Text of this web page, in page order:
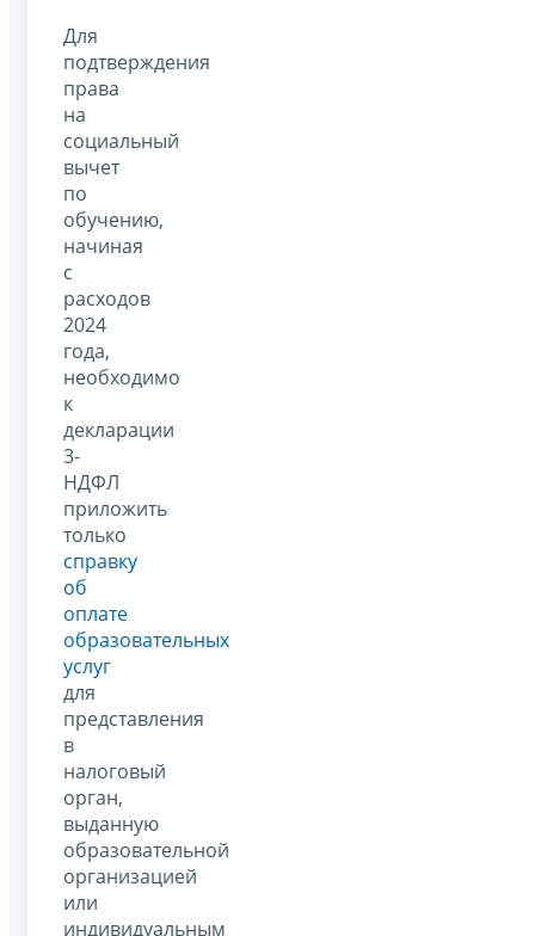
Для
подтверждения
права
на
социальный
вычет
по
обучению,
начиная
с
расходов
2024
года,
необходимо
к
декларации
3-
НДФЛ
приложить
только
справку
об
оплате
образовательных
услуг
для
представления
в
налоговый
орган,
выданную
образовательной
организацией
или
индивидуальным